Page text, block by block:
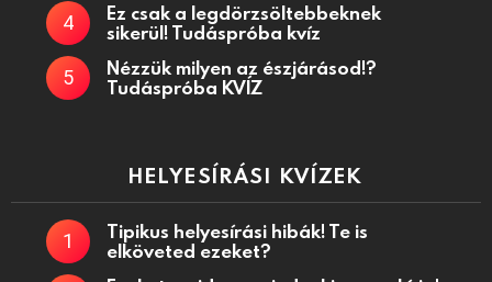
Ez csak a legdörzsöltebbeknek
sikerül! Tudáspróba kvíz
Nézzük milyen az észjárásod!?
Tudáspróba KVÍZ
HELYESÍRÁSI KVÍZEK
Tipikus helyesírási hibák! Te is
elköveted ezeket?